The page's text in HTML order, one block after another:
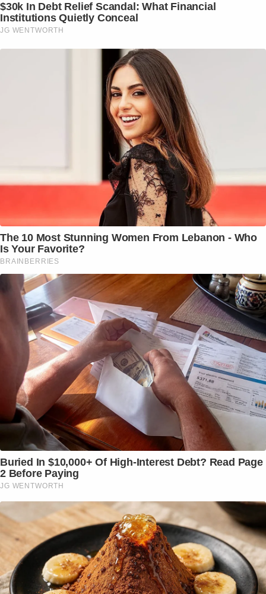
$30k In Debt Relief Scandal: What Financial
Institutions Quietly Conceal
JG WENTWORTH
The 10 Most Stunning Women From Lebanon - Who
Is Your Favorite?
BRAINBERRIES
Buried In $10,000+ Of High-Interest Debt? Read Page
2 Before Paying
JG WENTWORTH